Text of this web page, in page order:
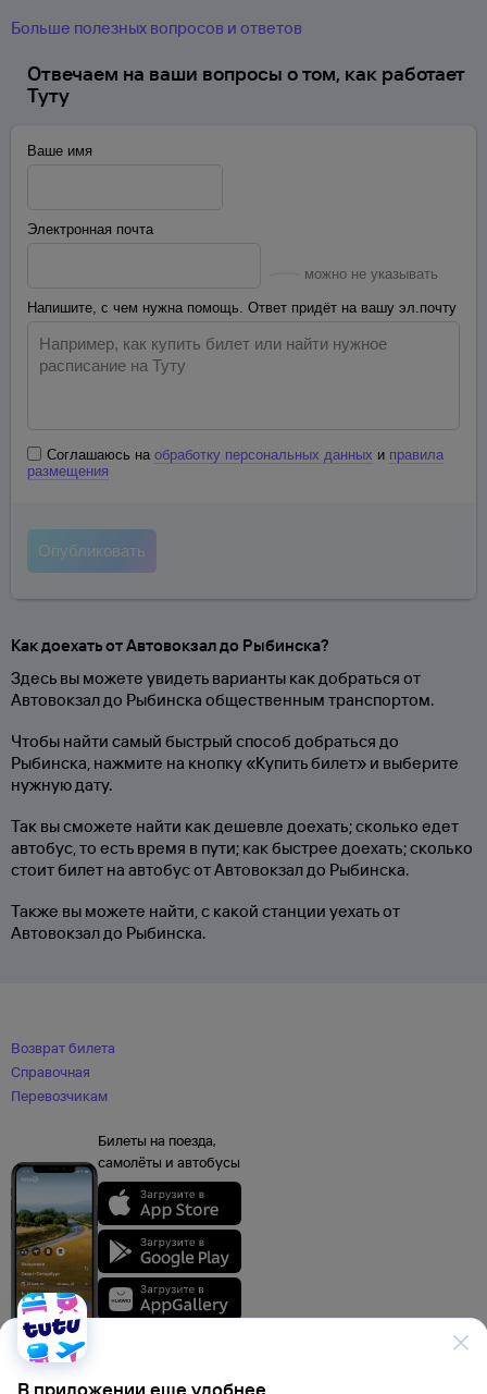
Больше полезных вопросов и ответов
Отвечаем на ваши вопросы о том, как работает
Туту
Ваше имя
Электронная почта
можно не указывать
Напишите, с чем нужна помощь. Ответ придёт на вашу эл.почту
Соглашаюсь на обработку персональных данных и правила
размещения
Как доехать от Автовокзал до Рыбинска?
Здесь вы можете увидеть варианты как добраться от
Автовокзал до Рыбинска общественным транспортом.
Чтобы найти самый быстрый способ добраться до
Рыбинска, нажмите на кнопку «Купить билет» и выберите
нужную дату.
Так вы сможете найти как дешевле доехать; сколько едет
автобус, то есть время в пути; как быстрее доехать; сколько
стоит билет на автобус от Автовокзал до Рыбинска.
Также вы можете найти, с какой станции уехать от
Автовокзал до Рыбинска.
В приложении еще удобнее
Возврат билета
Справочная
Перевозчикам
Билеты на поезда,
самолёты и автобусы